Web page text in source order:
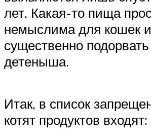
лет. Какая-то пища
немыслима для кошек
существенно
детеныша.
Итак, в список
котят продуктов входят: